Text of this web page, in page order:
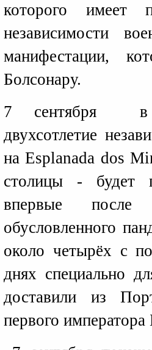
которого имеет
независимости
манифестации,
Болсонару.
7 сентября в
двухсотлетие
на Esplanada dos
столицы - будет
впервые после
обусловленного
около четырёх с
днях специально
доставили из
первого